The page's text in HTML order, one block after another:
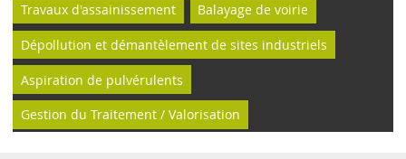
Travaux d'assainissement Balayage de voirie
Dépollution et démantèlement de sites industriels
Aspiration de pulvérulents
Gestion du Traitement / Valorisation